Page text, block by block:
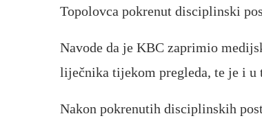
Topolovca pokrenut disciplinski
Navode da je KBC zaprimio
liječnika tijekom pregleda, te je i u
Nakon pokrenutih disciplinskih